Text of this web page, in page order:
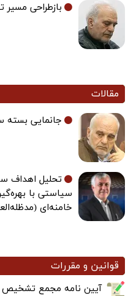
بازطراحی
مقالات
جانمایی
تحلیل اهداف
سیاستی با
خامنه‌ای
قوانین و مقررات
آیین نامه مجمع